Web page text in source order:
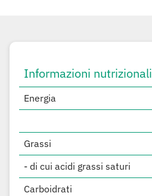
Informazioni nutrizionali
Energia
Grassi
- di cui acidi grassi saturi
Carboidrati